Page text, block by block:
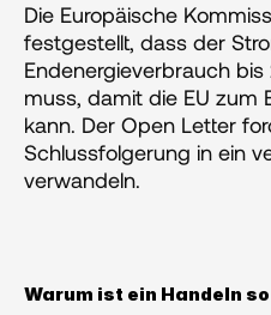
Die Europäische
festgestellt, dass der
Endenergieverbrauch
muss, damit die EU zum
kann. Der Open Letter
Schlussfolgerung in ein
verwandeln.
Warum ist ein Handeln